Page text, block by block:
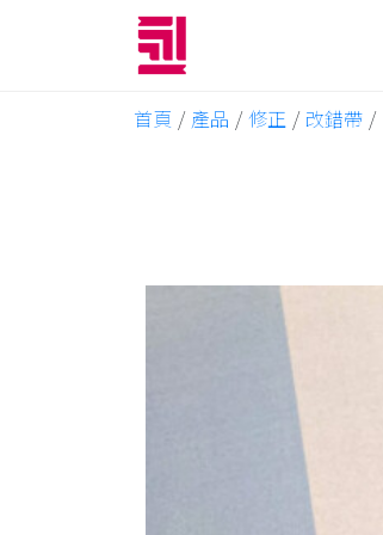
首頁 / 產品 / 修正 / 改錯帶 /